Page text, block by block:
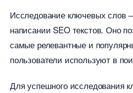
Исследование ключевых
написании SEO текстов.​ Оно
самые релевантные и
пользователи используют в
Для успешного исследования